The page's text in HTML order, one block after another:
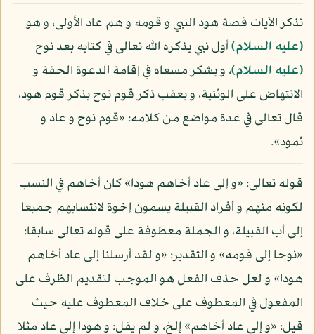
تذكر الآيات قصة هود النبي و قومه و هم عاد الأولى، و هو
(عليه السلام)أول نبي يذكره الله تعالى في كتابه بعد نوح
(عليه السلام)، و يشكر مسعاه في إقامة الدعوة الحقة و
الانتهاض على الوثنية، و يعقب ذكر قوم نوح بذكر قوم هود،
قال تعالى في عدة مواضع من كلامه: «قوم نوح و عاد و
ثمود».
قوله تعالى: «و إلى عاد أخاهم هودا» كان أخاهم في النسب
لكونه منهم و أفراد القبيلة يسمون إخوة لانتسابهم جميعا
إلى أب القبيلة، و الجملة معطوفة على قوله تعالى سابقا:
«نوحا إلى قومه» و التقدير: «و لقد أرسلنا إلى عاد أخاهم
هودا» و لعل حذف الفعل هو الموجب لتقديم الظرف على
المفعول في المعطوف على خلاف المعطوف عليه حيث
قيل: «و إلى عاد أخاهم» إلخ، و لم يقل: و هودا إلى عاد مثلا